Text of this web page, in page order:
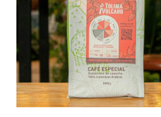
55,000 $88,000Rango
de
precios:
desde
$55,000
hasta
$88,000
OPCIONES
Este
producto
tiene
múltiples
variantes.
KIT
$